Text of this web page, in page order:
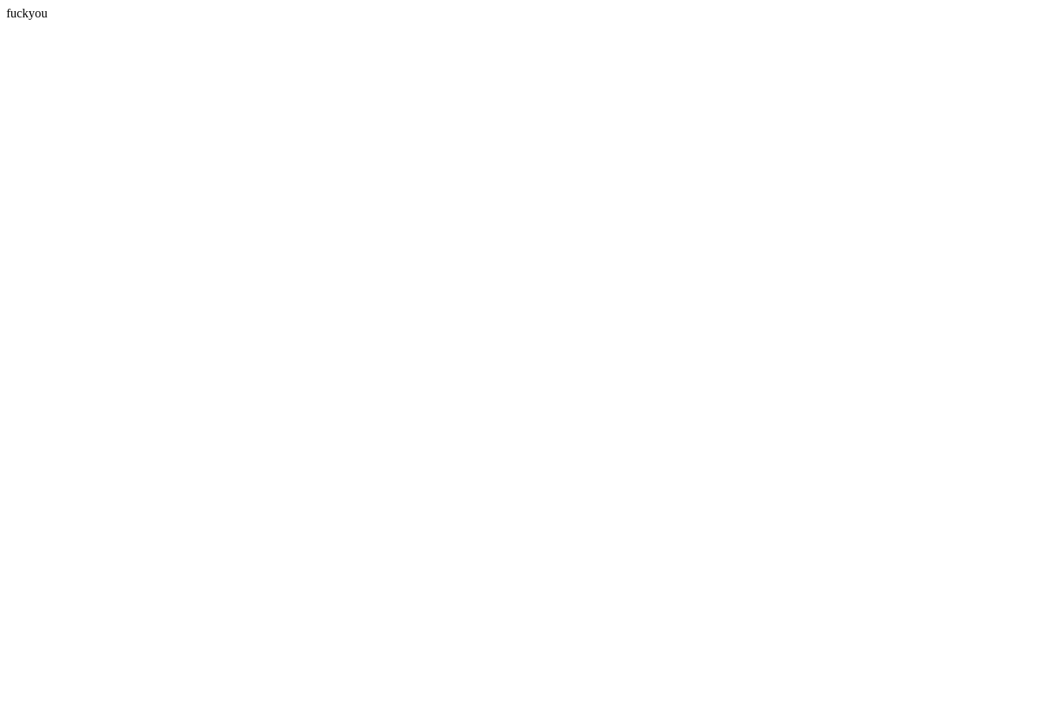
fuckyou